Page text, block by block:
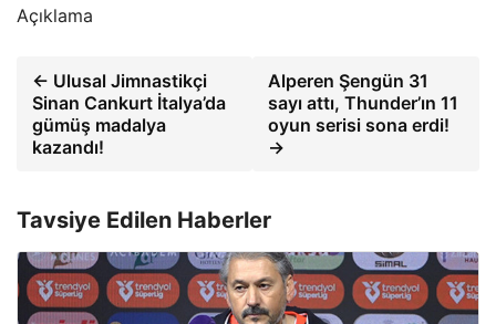
Açıklama
← Ulusal Jimnastikçi
Sinan Cankurt İtalya’da
gümüş madalya
kazandı!
Alperen Şengün 31
sayı attı, Thunder’ın 11
oyun serisi sona erdi!
→
Tavsiye Edilen Haberler